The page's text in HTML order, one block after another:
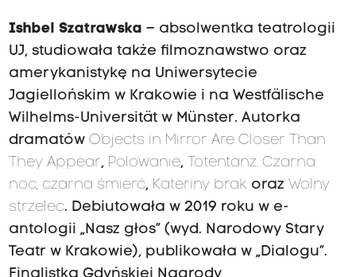
Ishbel Szatrawska – absolwentka teatrologii
UJ, studiowała także filmoznawstwo oraz
amerykanistykę na Uniwersytecie
Jagiellońskim w Krakowie i na Westfälische
Wilhelms-Universität w Münster. Autorka
dramatów Objects in Mirror Are Closer Than
They Appear, Polowanie, Totentanz. Czarna
noc, czarna śmierć, Kateriny brak oraz Wolny
strzelec. Debiutowała w 2019 roku w e-
antologii „Nasz głos” (wyd. Narodowy Stary
Teatr w Krakowie), publikowała w „Dialogu”.